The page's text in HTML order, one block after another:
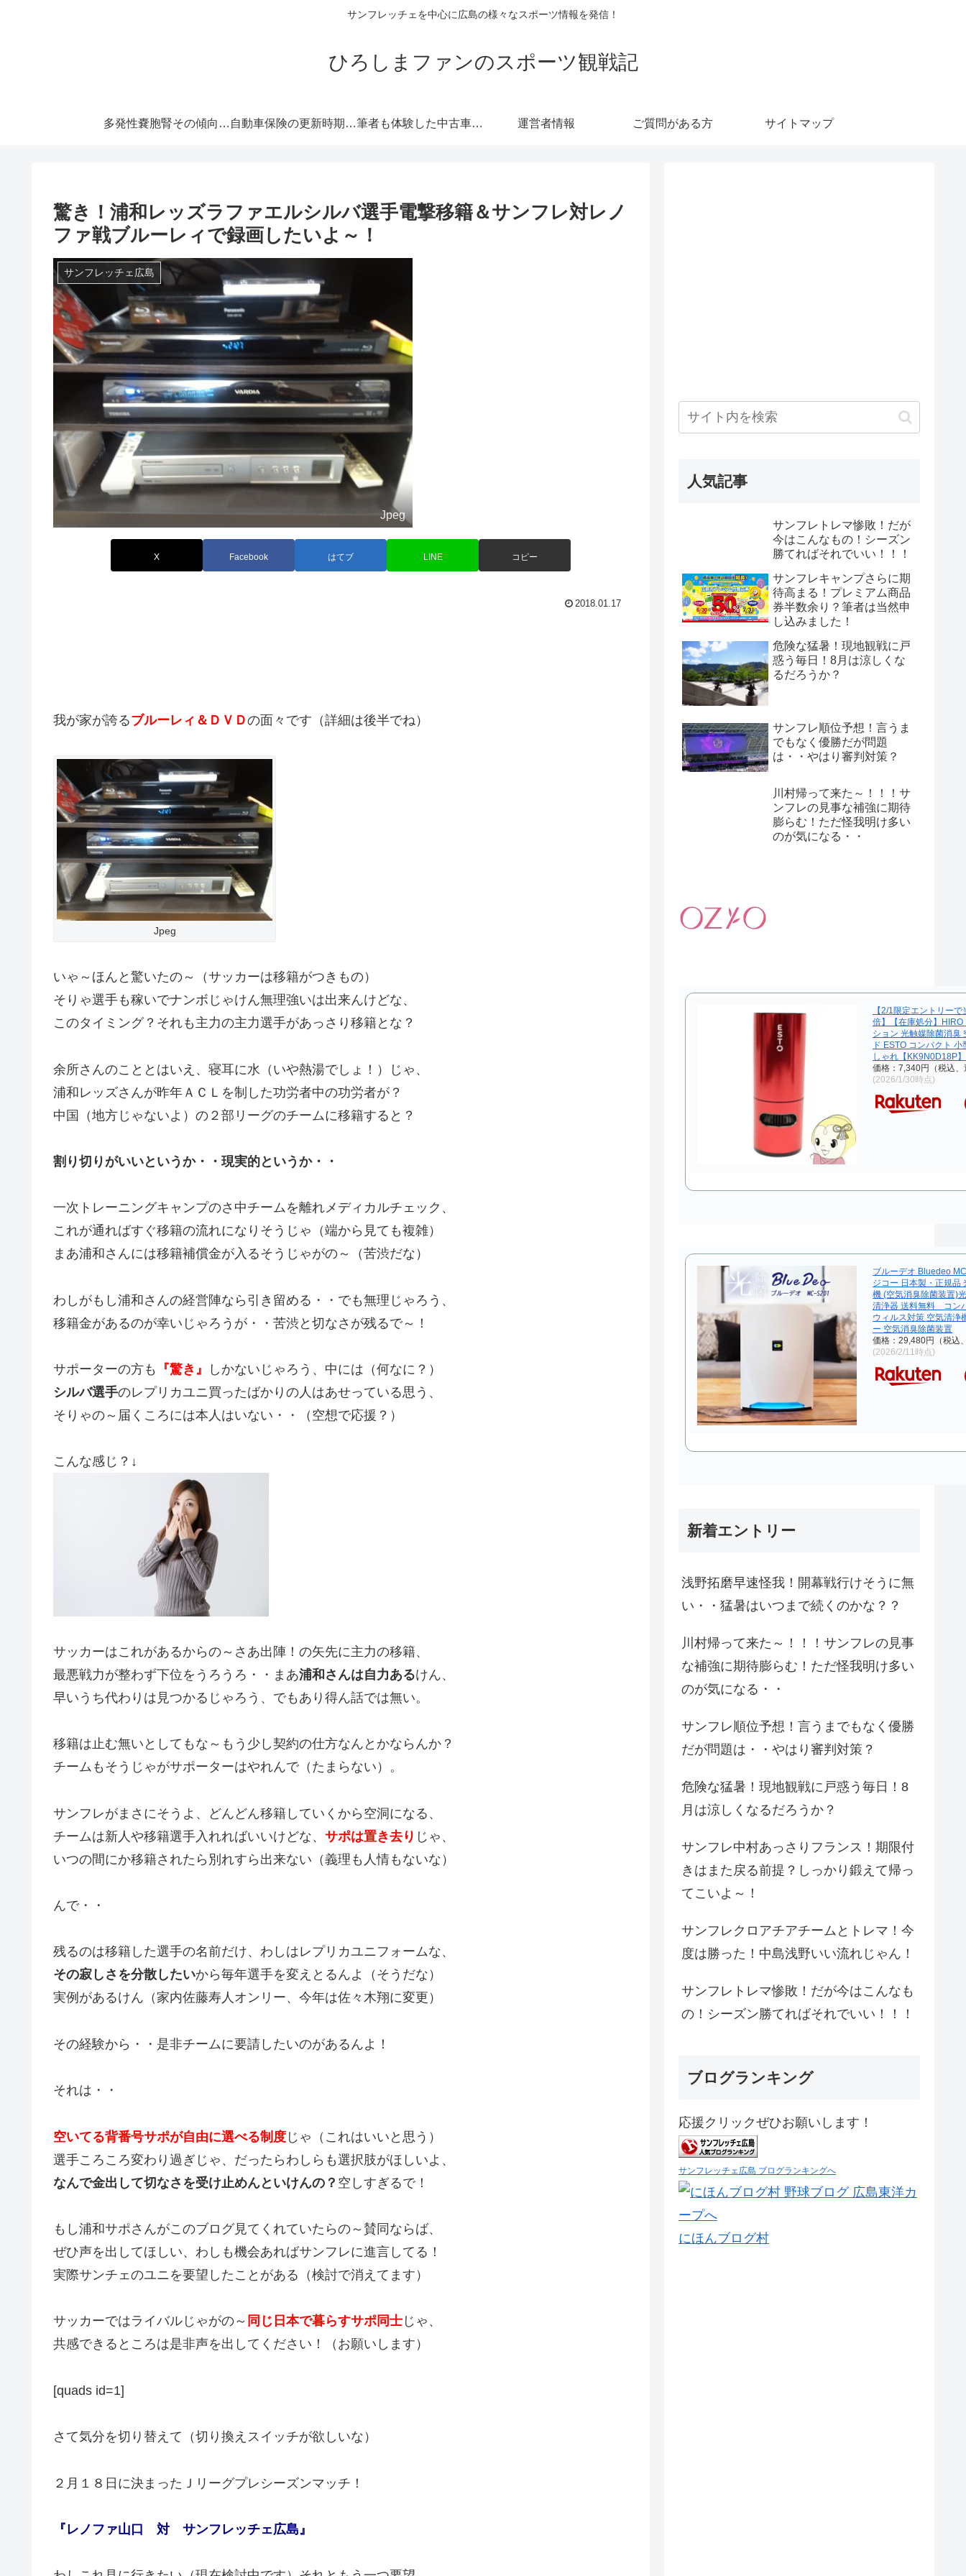
サンフレッチェを中心に広島の様々なスポーツ情報を発信！
ひろしまファンのスポーツ観戦記
多発性嚢胞腎その傾向と対策！大切な『寿命』を伸ばすには早めの処置が必須です！ 自動車保険の更新時期にご注意！危険度が高くなる！忘れると等級にも響きます！ 筆者も体験した中古車情報・トヨタ・軽自動車 広島査定実戦編！ 運営者情報 ご質問がある方 サイトマップ
驚き！浦和レッズラファエルシルバ選手電撃移籍＆サンフレ対レノ
ファ戦ブルーレィで録画したいよ～！
サンフレッチェ広島
Jpeg
X Facebook はてブ LINE コピー
2018.01.17
我が家が誇るブルーレィ＆ＤＶＤの面々です（詳細は後半でね）
Jpeg
いゃ～ほんと驚いたの～（サッカーは移籍がつきもの）
そりゃ選手も稼いでナンボじゃけん無理強いは出来んけどな、
このタイミング？それも主力の主力選手があっさり移籍とな？
余所さんのこととはいえ、寝耳に水（いや熱湯でしょ！）じゃ、
浦和レッズさんが昨年ＡＣＬを制した功労者中の功労者が？
中国（地方じゃないよ）の２部リーグのチームに移籍すると？
割り切りがいいというか・・現実的というか・・
一次トレーニングキャンプのさ中チームを離れメディカルチェック、
これが通ればすぐ移籍の流れになりそうじゃ（端から見ても複雑）
まあ浦和さんには移籍補償金が入るそうじゃがの～（苦渋だな）
わしがもし浦和さんの経営陣なら引き留める・・でも無理じゃろう、
移籍金があるのが幸いじゃろうが・・苦渋と切なさが残るで～！
サポーターの方も 『驚き』
しかないじゃろう、中には（何なに？）
シルバ選手のレプリカユニ買ったばかりの人はあせっている思う、
そりゃの～届くころには本人はいない・・（空想で応援？）
こんな感じ？↓
サッカーはこれがあるからの～さあ出陣！の矢先に主力の移籍、
最悪戦力が整わず下位をうろうろ・・まあ浦和さんは自力あるけん、
早いうち代わりは見つかるじゃろう、でもあり得ん話では無い。
移籍は止む無いとしてもな～もう少し契約の仕方なんとかならんか？
チームもそうじゃがサポーターはやれんで（たまらない）。
サンフレがまさにそうよ、どんどん移籍していくから空洞になる、
チームは新人や移籍選手入れればいいけどな、 サポは置き去り じゃ、
いつの間にか移籍されたら別れすら出来ない（義理も人情もないな）
んで・・
残るのは移籍した選手の名前だけ、わしはレプリカユニフォームな、
その寂しさを分散したいから毎年選手を変えとるんよ（そうだな）
実例があるけん（家内佐藤寿人オンリー、今年は佐々木翔に変更）
その経験から・・是非チームに要請したいのがあるんよ！
それは・・
空いてる背番号サポが自由に選べる制度 じゃ（これはいいと思う）
選手ころころ変わり過ぎじゃ、だったらわしらも選択肢がほしいよ、
なんで金出して切なさを受け止めんといけんの？ 空しすぎるで！
もし浦和サポさんがこのブログ見てくれていたらの～賛同ならば、
ぜひ声を出してほしい、わしも機会あればサンフレに進言してる！
実際サンチェのユニを要望したことがある（検討で消えてます）
サッカーではライバルじゃがの～ 同じ日本で暮らすサポ同士 じゃ、
共感できるところは是非声を出してください！（お願いします）
[quads id=1]
さて気分を切り替えて（切り換えスイッチが欲しいな）
２月１８日に決まったＪリーグプレシーズンマッチ！
『レノファ山口 対 サンフレッチェ広島』
人気記事
サンフレトレマ惨敗！だが
今はこんなもの！シーズン
勝てればそれでいい！！！
サンフレキャンプさらに期
待高まる！プレミアム商品
券半数余り？筆者は当然申
し込みました！
危険な猛暑！現地観戦に戸
惑う毎日！8月は涼しくな
るだろうか？
サンフレ順位予想！言うま
でもなく優勝だが問題
は・・やはり審判対策？
川村帰って来た～！！！サ
ンフレの見事な補強に期待
膨らむ！ただ怪我明け多い
のが気になる・・
【2/1限定エントリー
倍】【在庫処分】HIRO
ション 光触媒除菌消臭
ド ESTO コンパクト
しゃれ【KK9N0D18P】
価格：7,340円（税込、
(2026/1/30時点)
ブルーデオ Bluedeo
ジコー 日本製・正規品
機 (空気消臭除菌装置)
清浄器 送料無料 コン
ウィルス対策 空気清浄
ー 空気消臭除菌装置
価格：29,480円（税込
(2026/2/11時点)
新着エントリー
浅野拓磨早速怪我！開幕戦行けそうに無
い・・猛暑はいつまで続くのかな？？
川村帰って来た～！！！サンフレの見事
な補強に期待膨らむ！ただ怪我明け多い
のが気になる・・
サンフレ順位予想！言うまでもなく優勝
だが問題は・・やはり審判対策？
危険な猛暑！現地観戦に戸惑う毎日！8
月は涼しくなるだろうか？
サンフレ中村あっさりフランス！期限付
きはまた戻る前提？しっかり鍛えて帰っ
てこいよ～！
サンフレクロアチアチームとトレマ！今
度は勝った！中島浅野いい流れじゃん！
サンフレトレマ惨敗！だが今はこんなも
の！シーズン勝てればそれでいい！！！
ブログランキング
応援クリックぜひお願いします！
サンフレッチェ広島 ブログランキングへ
にほんブログ村